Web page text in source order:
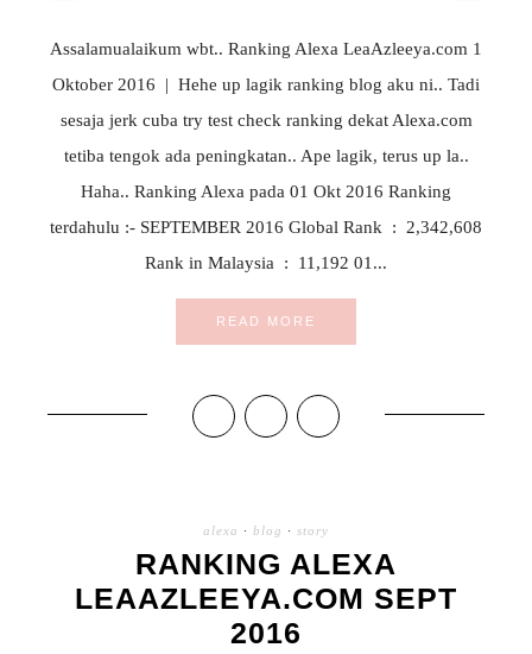
Assalamualaikum wbt.. Ranking Alexa LeaAzleeya.com 1
Oktober 2016 | Hehe up lagik ranking blog aku ni.. Tadi
sesaja jerk cuba try test check ranking dekat Alexa.com
tetiba tengok ada peningkatan.. Ape lagik, terus up la..
Haha.. Ranking Alexa pada 01 Okt 2016 Ranking
terdahulu :- SEPTEMBER 2016 Global Rank : 2,342,608
Rank in Malaysia : 11,192 01...
READ MORE
alexa · blog · story
RANKING ALEXA
LEAAZLEEYA.COM SEPT
2016